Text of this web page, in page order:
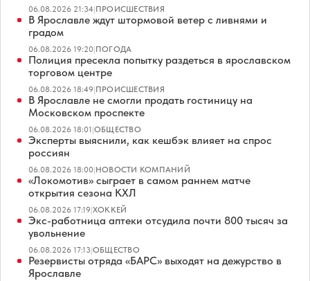
06.08.2026 21:34|ПРОИСШЕСТВИЯ
В Ярославле ждут штормовой ветер с ливнями и
градом
06.08.2026 19:20|ПОГОДА
Полиция пресекла попытку раздеться в ярославском
торговом центре
06.08.2026 18:49|ПРОИСШЕСТВИЯ
В Ярославле не смогли продать гостиницу на
Московском проспекте
06.08.2026 18:01|ОБЩЕСТВО
Эксперты выяснили, как кешбэк влияет на спрос
россиян
06.08.2026 18:00|НОВОСТИ КОМПАНИЙ
«Локомотив» сыграет в самом раннем матче
открытия сезона КХЛ
06.08.2026 17:19|ХОККЕЙ
Экс-работница аптеки отсудила почти 800 тысяч за
увольнение
06.08.2026 17:13|ОБЩЕСТВО
Резервисты отряда «БАРС» выходят на дежурство в
Ярославле